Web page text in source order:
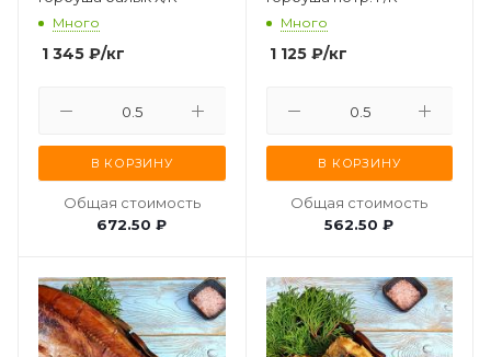
Много
1 345 ₽/кг
В КОРЗИНУ
Общая стоимость
672.50 ₽
Много
1 125₽/кг
В КОРЗИНУ
Общая стоимость
562.50 ₽